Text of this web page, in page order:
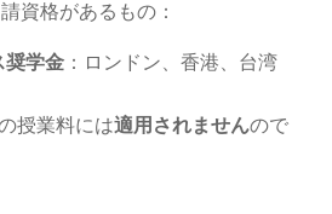
資格があるもの：
奨学金 ：ロンドン、香港、台湾
授業料には適用されませんので